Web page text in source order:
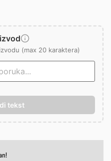
(max 20 karaktera)
tekst